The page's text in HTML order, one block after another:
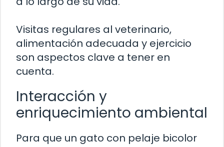
Visitas regulares al veterinario,
alimentación adecuada y ejercicio
son aspectos clave a tener en
cuenta.
Interacción y
enriquecimiento ambiental
Para que un gato con pelaje bicolor